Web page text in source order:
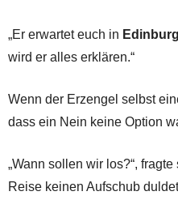
„Er erwartet euch in
wird er alles erklären.“
Wenn der Erzengel selbst
dass ein Nein keine Option
„Wann sollen wir los?“,
Reise keinen Aufschub